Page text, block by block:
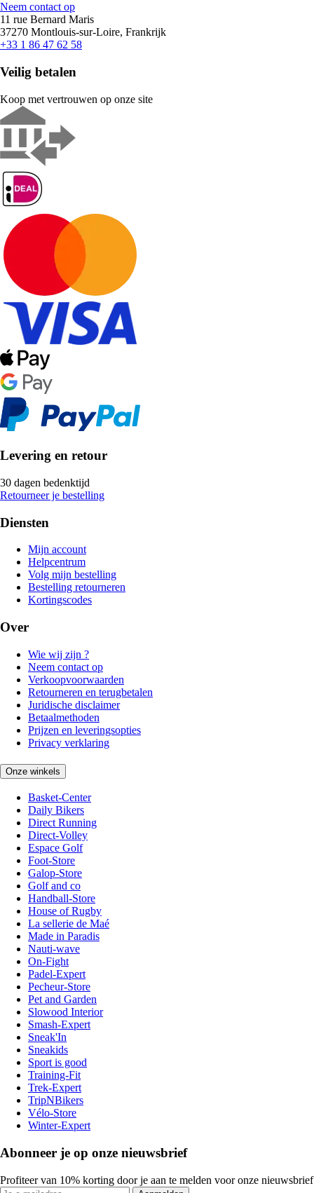
Neem contact op
11 rue Bernard Maris
37270 Montlouis-sur-Loire, Frankrijk
+33 1 86 47 62 58
Veilig betalen
Koop met vertrouwen op onze site
Levering en retour
30 dagen bedenktijd
Retourneer je bestelling
Diensten
Mijn account
Helpcentrum
Volg mijn bestelling
Bestelling retourneren
Kortingscodes
Over
Wie wij zijn ?
Neem contact op
Verkoopvoorwaarden
Retourneren en terugbetalen
Juridische disclaimer
Betaalmethoden
Prijzen en leveringsopties
Privacy verklaring
Onze winkels
Basket-Center
Daily Bikers
Direct Running
Direct-Volley
Espace Golf
Foot-Store
Galop-Store
Golf and co
Handball-Store
House of Rugby
La sellerie de Maé
Made in Paradis
Nauti-wave
On-Fight
Padel-Expert
Pecheur-Store
Pet and Garden
Slowood Interior
Smash-Expert
Sneak'In
Sneakids
Sport is good
Training-Fit
Trek-Expert
TripNBikers
Vélo-Store
Winter-Expert
Abonneer je op onze nieuwsbrief
Profiteer van 10% korting door je aan te melden voor onze nieuwsbrief